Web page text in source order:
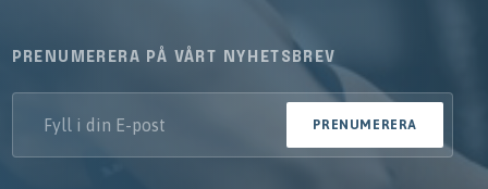
PRENUMERERA PÅ VÅRT NYHETSBREV
PRENUMERERA